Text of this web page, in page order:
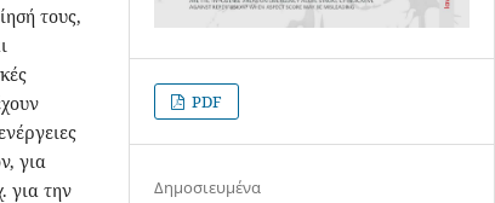
τους,
για
για την
PDF
Δημοσιευμένα